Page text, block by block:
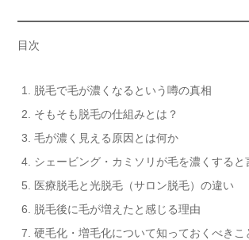
目次
脱毛で毛が濃くなるという噂の真相
そもそも脱毛の仕組みとは？
毛が濃く見える原因とは何か
シェービング・カミソリが毛を濃くすると
医療脱毛と光脱毛（サロン脱毛）の違い
脱毛後に毛が増えたと感じる理由
硬毛化・増毛化について知っておくべきこ